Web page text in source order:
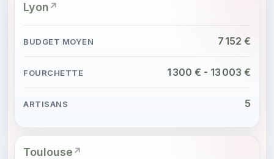
Lyon
7 152 €
1 300 € - 13 003 €
5
Toulouse